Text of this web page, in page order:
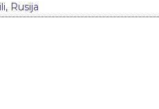
, Rusija